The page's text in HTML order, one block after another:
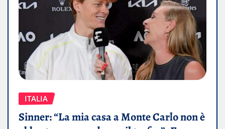
ITALIA
Sinner: “La mia casa a Monte Carlo non è